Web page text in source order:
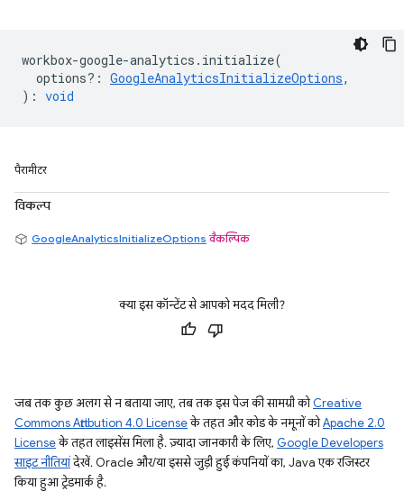
workbox-google-analytics . initialize(
options? : GoogleAnalyticsInitializeOptions,
) : void
पैरामीटर
विकल्प
GoogleAnalyticsInitializeOptions वैकल्पिक
क्या इस कॉन्टेंट से आपको मदद मिली?
जब तक कुछ अलग से न बताया जाए, तब तक इस पेज की सामग्री कोCreative
Commons Attribution 4.0 Licenseके तहत और कोड के नमूनों कोApache 2.0
Licenseके तहत लाइसेंस मिला है. ज़्यादा जानकारी के लिए, Google Developers
साइट नीतियांदेखें. Oracle और/या इससे जुड़ी हुई कंपनियों का, Java एक रजिस्टर
किया हुआ ट्रेडमार्क है.